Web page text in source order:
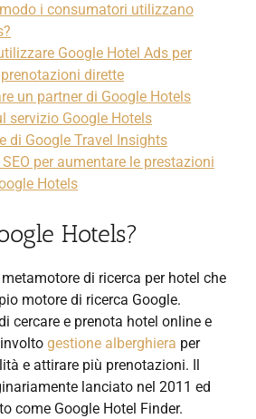
i consumatori utilizzano
Google Hotel Ads per
dirette
un partner di Google Hotels
servizio Google Hotels
di Google Travel Insights
per aumentare le prestazioni
Hotels
Hotels?
di ricerca per hotel che
motore di ricerca Google.
cercare e prenota hotel online e
gestione alberghiera per
e attirare più prenotazioni. Il
lanciato nel 2011 ed
come Google Hotel Finder.